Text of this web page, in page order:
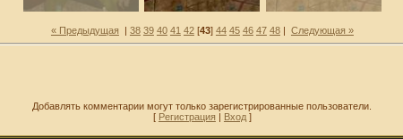
« Предыдущая | 38 39 40 41 42[43] 44 45 46 47 48| Следующая »
Добавлять комментарии могут только зарегистрированные пользователи.
[ Регистрация Вход]